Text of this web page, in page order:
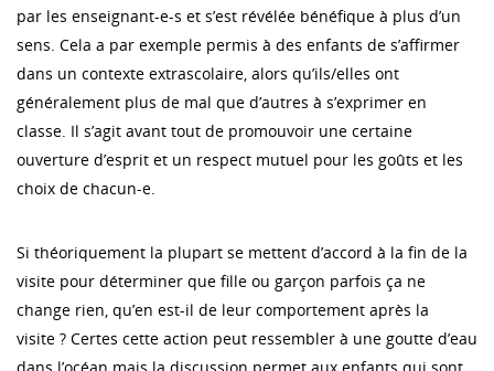
par les enseignant-e-s et s’est révélée bénéfique à plus d’un
sens. Cela a par exemple permis à des enfants de s’affirmer
dans un contexte extrascolaire, alors qu’ils/elles ont
généralement plus de mal que d’autres à s’exprimer en
classe. Il s’agit avant tout de promouvoir une certaine
ouverture d’esprit et un respect mutuel pour les goûts et les
choix de chacun-e.
Si théoriquement la plupart se mettent d’accord à la fin de la
visite pour déterminer que fille ou garçon parfois ça ne
change rien, qu’en est-il de leur comportement après la
visite ? Certes cette action peut ressembler à une goutte d’eau